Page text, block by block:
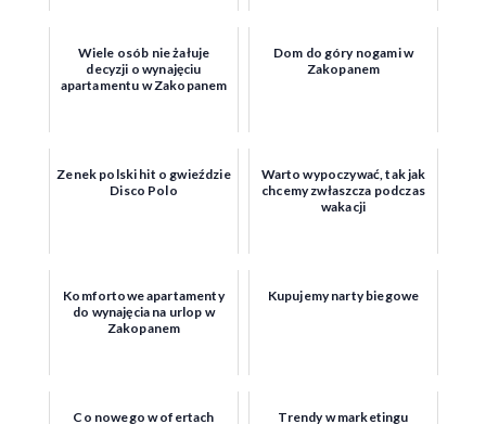
Wiele osób nie żałuje
decyzji o wynajęciu
apartamentu w Zakopanem
Dom do góry nogami w
Zakopanem
Zenek polski hit o gwieździe
Disco Polo
Warto wypoczywać, tak jak
chcemy zwłaszcza podczas
wakacji
Komfortowe apartamenty
do wynajęcia na urlop w
Zakopanem
Kupujemy narty biegowe
Co nowego w ofertach
Trendy w marketingu